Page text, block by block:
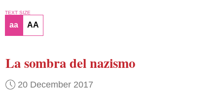
TEXT SIZE
aa AA
La sombra del nazismo
20 December 2017